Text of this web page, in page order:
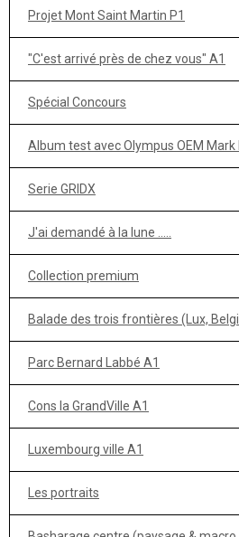
Projet Mont Saint Martin P1
"C'est arrivé près de chez vous" A1
Spécial Concours
Album test avec Olympus OEM Mark
Serie GRIDX
J'ai demandé à la lune .....
Collection premium
Balade des trois frontières (Lux,
Parc Bernard Labbé A1
Cons la GrandVille A1
Luxembourg ville A1
Les portraits